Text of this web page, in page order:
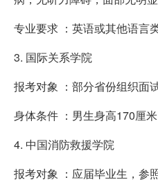
专业要求 ：英语或其他语言
3. 国际关系学院
报考对象 ：部分省份组织面
身体条件 ：男生身高170厘
4. 中国消防救援学院
报考对象 ：应届毕业生，参